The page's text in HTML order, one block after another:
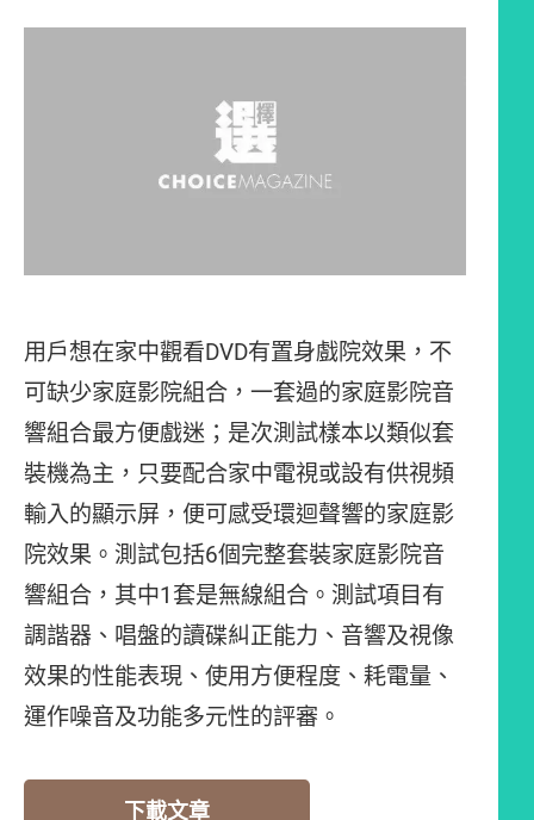
用戶想在家中觀看DVD有置身戲院效果，不
可缺少家庭影院組合，一套過的家庭影院音
響組合最方便戲迷；是次測試樣本以類似套
裝機為主，只要配合家中電視或設有供視頻
輸入的顯示屏，便可感受環迴聲響的家庭影
院效果。測試包括6個完整套裝家庭影院音
響組合，其中1套是無線組合。測試項目有
調諧器、唱盤的讀碟糾正能力、音響及視像
效果的性能表現、使用方便程度、耗電量、
運作噪音及功能多元性的評審。
下載文章